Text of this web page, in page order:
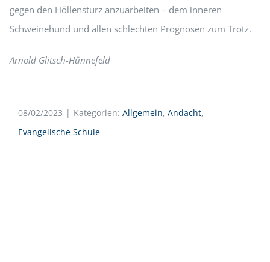
gegen den Höllensturz anzuarbeiten – dem inneren
Schweinehund und allen schlechten Prognosen zum Trotz.
Arnold Glitsch-Hünnefeld
08/02/2023 | Kategorien: Allgemein, Andacht,
Evangelische Schule